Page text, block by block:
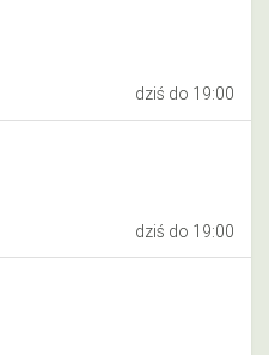
dziś do 19:00
dziś do 19:00